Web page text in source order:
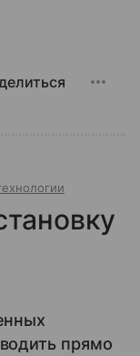
прямо